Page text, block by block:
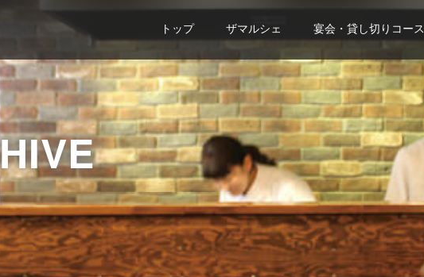
トップ ザマルシェ 宴会・貸し切りコース